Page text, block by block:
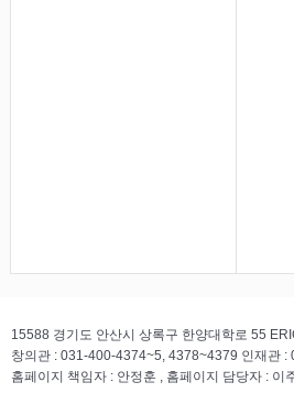
15588 경기도 안산시 상록구 한양대학로 55
창의관 : 031-400-4374~5, 4378~4379 인재관
홈페이지 책임자 : 안정훈 , 홈페이지 담당자 :